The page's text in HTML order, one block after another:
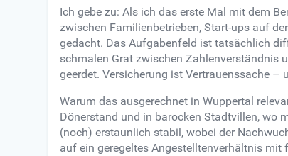
Ich gebe zu: Als ich das erste Mal mit dem
zwischen Familienbetrieben, Start-ups auf
gedacht. Das Aufgabenfeld ist tatsächlich
schmalen Grat zwischen Zahlenverständnis
geerdet. Versicherung ist Vertrauenssache
Warum das ausgerechnet in Wuppertal
Dönerstand und in barocken Stadtvillen, wo
(noch) erstaunlich stabil, wobei der
auf ein geregeltes Angestelltenverhältnis